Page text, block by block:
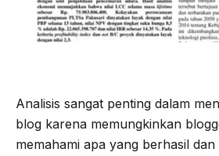
Analisis sangat penting dalam
blog karena memungkinkan
memahami apa yang berhasil